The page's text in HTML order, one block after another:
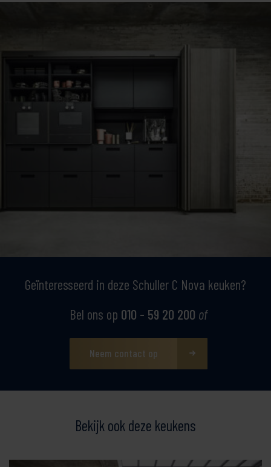
Geïnteresseerd in deze Schuller C Nova keuken?
Bel ons op 010 - 59 20 200 of
Neem contact op
Bekijk ook deze keukens